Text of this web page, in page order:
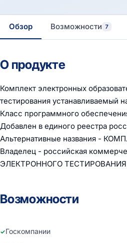
Обзор Возможности 7
О продукте
Комплект электронных
тестирования устанавливаемый
Класс программного
Добавлен в единого реестра
Альтернативные названия -
Владелец - российская
ЭЛЕКТРОННОГО
Возможности
Госкомпании